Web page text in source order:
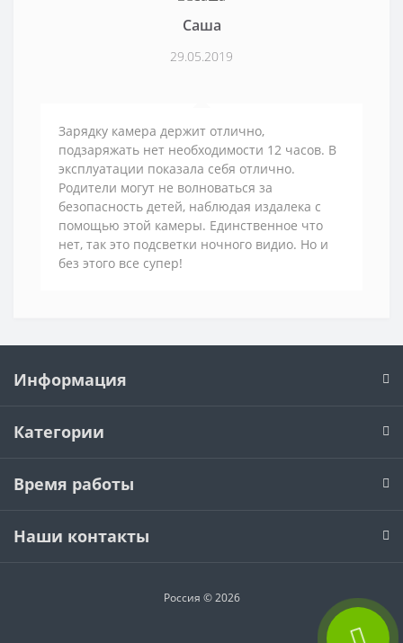
Саша
29.05.2019
Зарядку камера держит отлично,
подзаряжать нет необходимости 12 часов. В
эксплуатации показала себя отлично.
Родители могут не волноваться за
безопасность детей, наблюдая издалека с
помощью этой камеры. Единственное что
нет, так это подсветки ночного видио. Но и
без этого все супер!
Информация
Категории
Время работы
Наши контакты
Россия © 2026